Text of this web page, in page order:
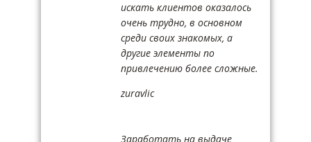
искать клиентов оказалось
очень трудно, в основном
среди своих знакомых, а
другие элементы по
привлечению более сложные.
zuravlic
Заработать на выдаче